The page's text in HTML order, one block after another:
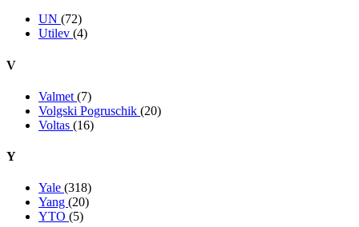
UN (72)
Utilev (4)
V
Valmet (7)
Volgski Pogruschik (20)
Voltas (16)
Y
Yale (318)
Yang (20)
YTO (5)